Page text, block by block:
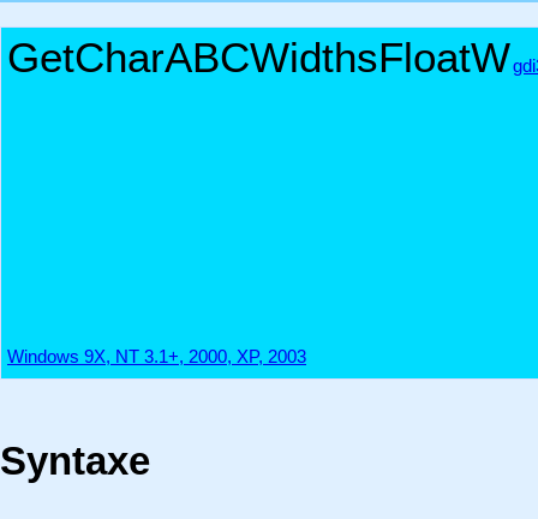
GetCharABCWidthsFloatW
Windows 9X, NT 3.1+, 2000, XP, 2003
Syntaxe